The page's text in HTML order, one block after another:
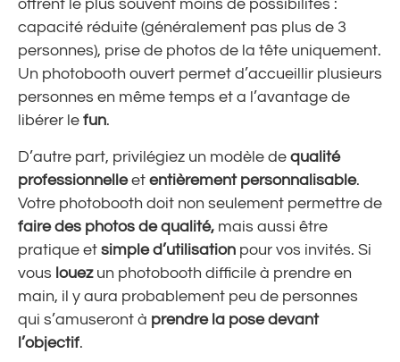
offrent le plus souvent moins de possibilités :
capacité réduite (généralement pas plus de 3
personnes), prise de photos de la tête uniquement.
Un photobooth ouvert permet d’accueillir plusieurs
personnes en même temps et a l’avantage de
libérer le fun.
D’autre part, privilégiez un modèle de qualité
professionnelleet entièrement personnalisable.
Votre photobooth doit non seulement permettre de
faire des photos de qualité, mais aussi être
pratique et simple d’utilisation pour vos invités. Si
vous louezun photobooth difficile à prendre en
main, il y aura probablement peu de personnes
qui s’amuseront à prendre la pose devant
l’objectif.